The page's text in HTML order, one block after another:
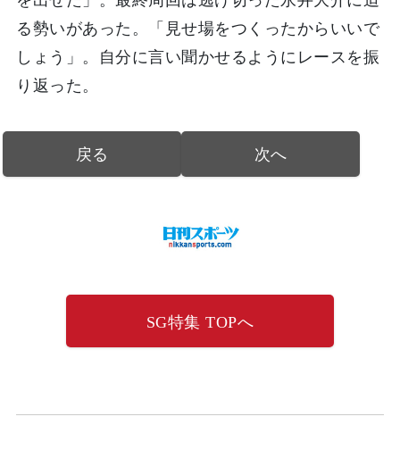
る勢いがあった。「見せ場をつくったからいいで
しょう」。自分に言い聞かせるようにレースを振
り返った。
戻る 次へ
SG特集 TOPへ